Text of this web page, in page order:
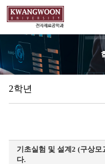
2학년
기초실험 및 설계2 (구상모
다.